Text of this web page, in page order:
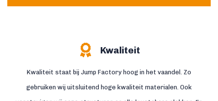
Kwaliteit
Kwaliteit staat bij Jump Factory hoog in het vaandel. Zo
gebruiken wij uitsluitend hoge kwaliteit materialen. Ook